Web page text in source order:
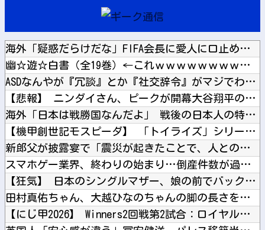
海外「疑惑だらけだな」FIFA会長に愛人に口止め料を払ってい...
幽☆遊☆白書（全19巻）←これｗｗｗｗｗｗｗｗｗｗｗｗｗｗ
ASDなんやが『冗談』とか『社交辞令』がマジでわからなくて怖...
【悲報】 ニンダイさん、ピークが開幕大谷翔平のがっかりダイレ...
海外「日本は戦勝国なんだよ」 戦後の日本人の特別な生き様に各...
【機甲創世記モスピーダ】 「トイライズ」シリーズ新作【明日予...
新郎父が披露宴で「震災が起きたことで、人との絆を改めて認識し...
スマホゲー業界、終わりの始まり…倒産件数が過去最多ペース「数...
【狂気】 日本のシングルマザー、娘の前でバックで激しく突かれ...
田村真佑ちゃん、大越ひなのちゃんの脚の長さを絶賛！！！【乃木...
【にじ甲2026】 Winners2回戦第2試合：ロイヤルナ...